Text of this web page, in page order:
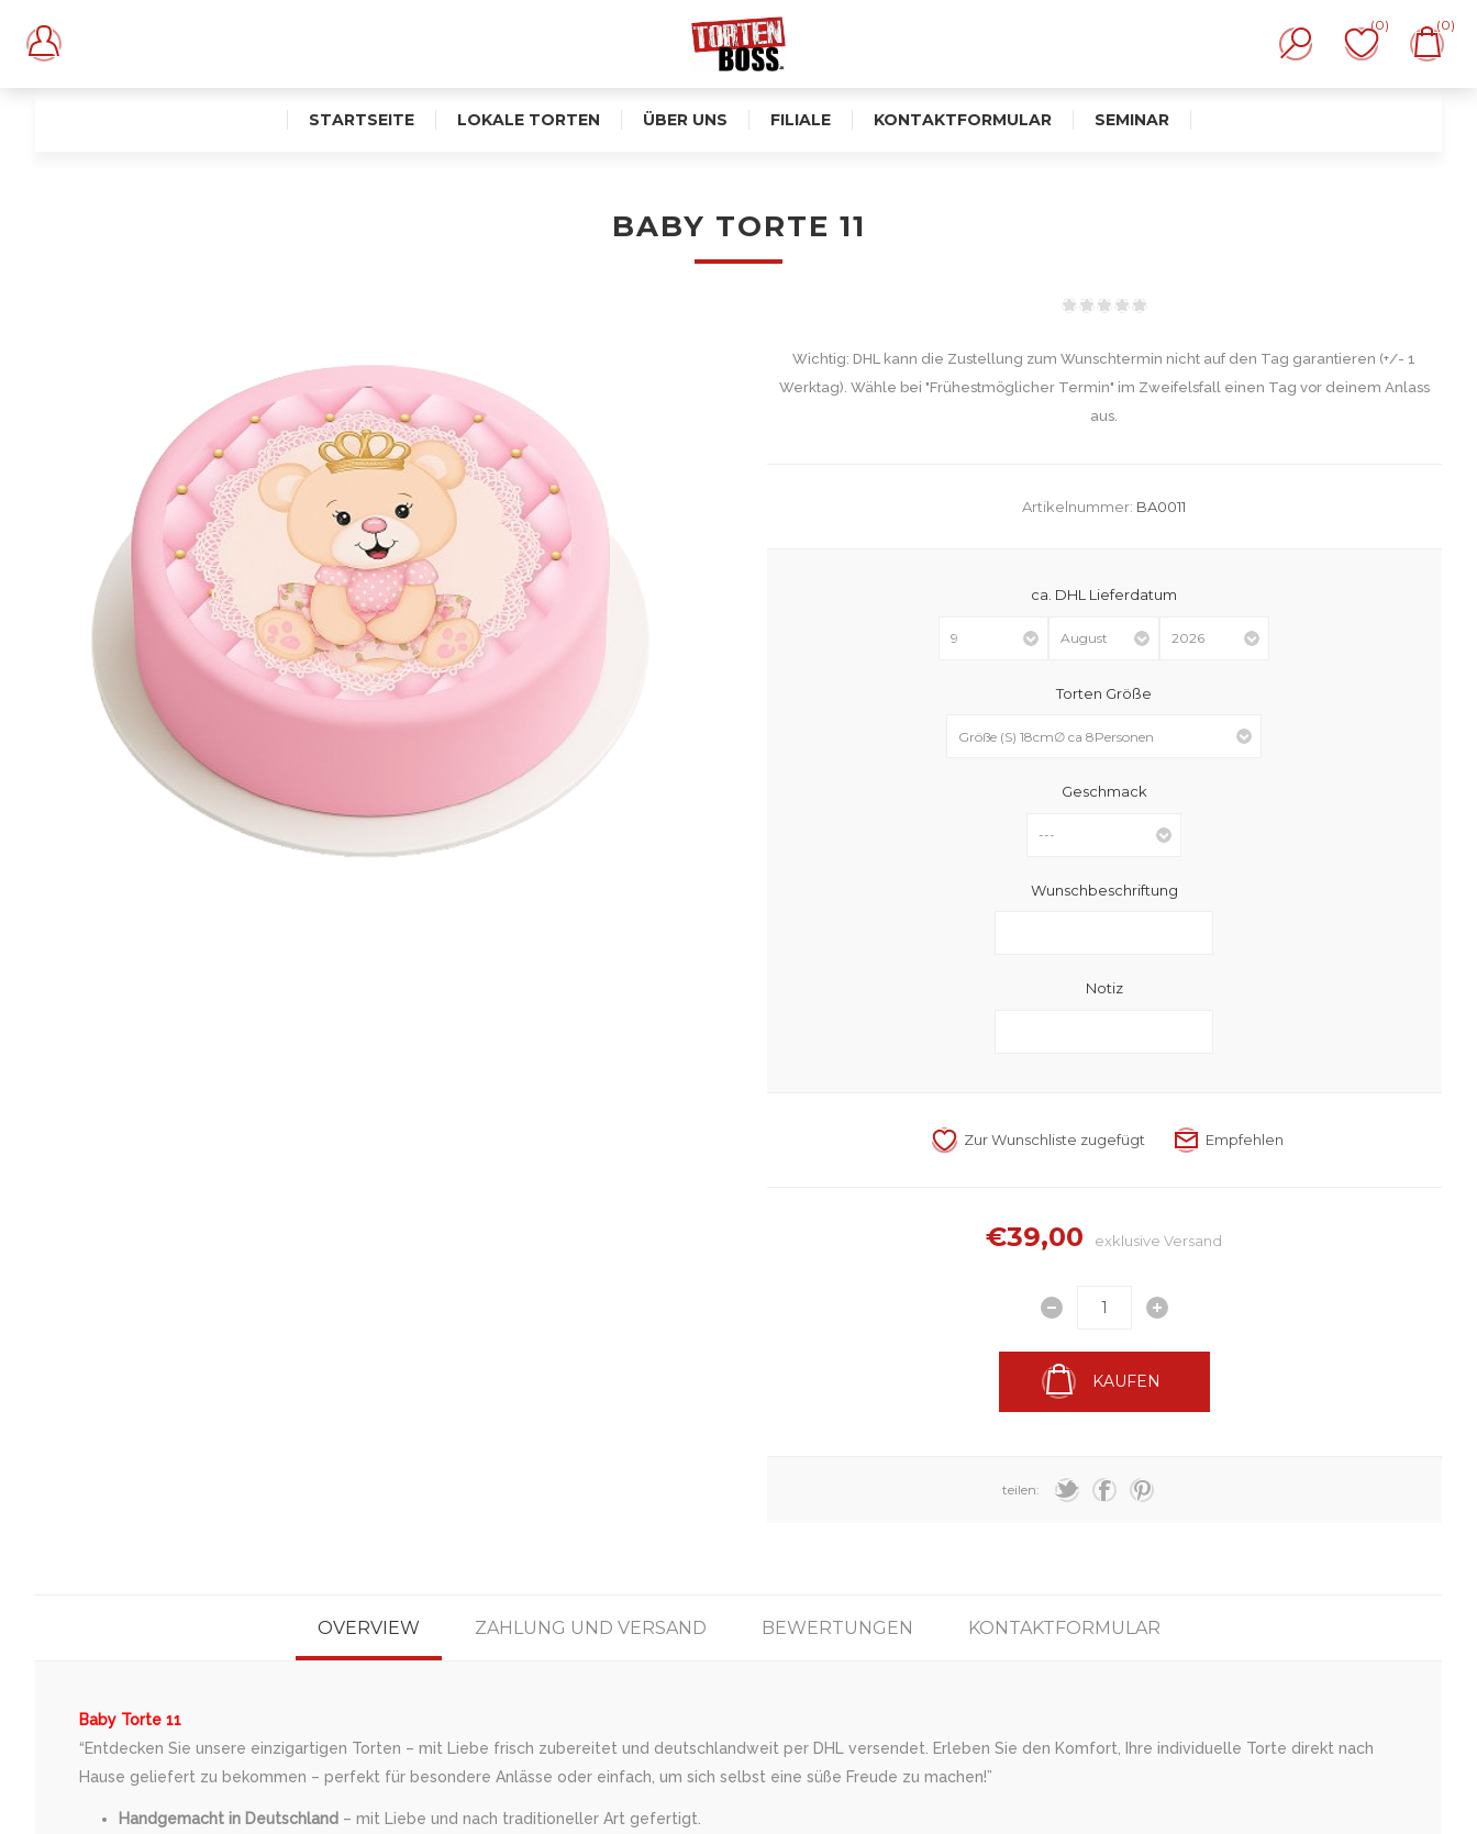
(0) (0)
STARTSEITE LOKALE TORTEN ÜBER UNS FILIALE KONTAKTFORMULAR SEMINAR
BABY TORTE 11
Wichtig: DHL kann die Zustellung zum Wunschtermin nicht auf den Tag garantieren (+/- 1
Werktag). Wähle bei "Frühestmöglicher Termin" im Zweifelsfall einen Tag vor deinem Anlass
aus.
Artikelnummer: BA0011
ca. DHL Lieferdatum
Torten Größe
Geschmack
Wunschbeschriftung
Notiz
€39,00 exklusiveVersand
KAUFEN
teilen:
OVERVIEW ZAHLUNG UND VERSAND BEWERTUNGEN KONTAKTFORMULAR
Baby Torte 11
“Entdecken Sie unsere einzigartigen Torten – mit Liebe frisch zubereitet und deutschlandweit per DHL versendet. Erleben Sie den Komfort, Ihre individuelle Torte direkt nach
Hause geliefert zu bekommen – perfekt für besondere Anlässe oder einfach, um sich selbst eine süße Freude zu machen!”
Handgemacht in Deutschland – mit Liebe und nach traditioneller Art gefertigt.